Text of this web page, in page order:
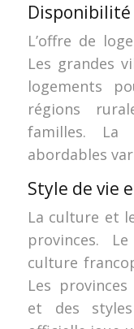
Disponibilité
L’offre de
Les grandes
logements
régions
familles. La
abordables
Style de vie
La culture et
provinces.
culture
Les
et des